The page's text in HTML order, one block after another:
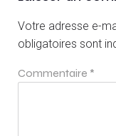
Votre adresse e-
obligatoires sont
Commentaire *